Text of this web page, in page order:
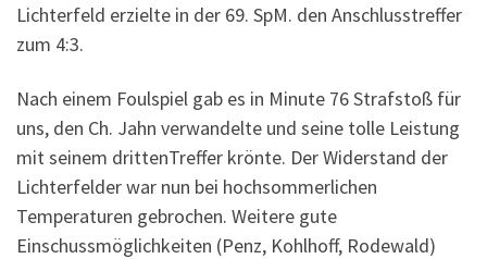
Lichterfeld erzielte in der 69. SpM. den Anschlusstreffer
zum 4:3.
Nach einem Foulspiel gab es in Minute 76 Strafstoß für
uns, den Ch. Jahn verwandelte und seine tolle Leistung
mit seinem drittenTreffer krönte. Der Widerstand der
Lichterfelder war nun bei hochsommerlichen
Temperaturen gebrochen. Weitere gute
Einschussmöglichkeiten (Penz, Kohlhoff, Rodewald)